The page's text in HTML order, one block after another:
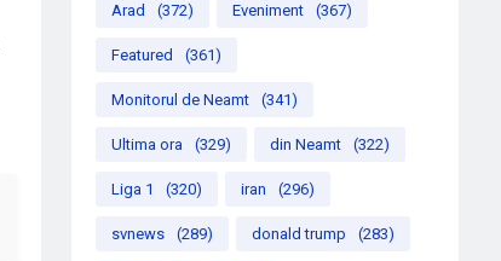
Arad (372) Eveniment (367)
Featured (361)
Monitorul de Neamt (341)
Ultima ora (329) din Neamt (322)
Liga 1 (320) iran (296)
svnews (289) donald trump (283)